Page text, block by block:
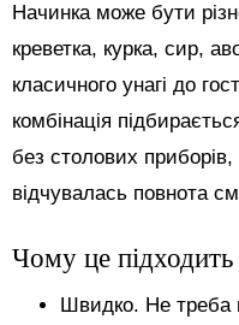
Начинка може бути
креветка, курка, сир,
класичного унагі до
комбінація
без столових
відчувалась повнота
Чому це
Швидко. Не треба